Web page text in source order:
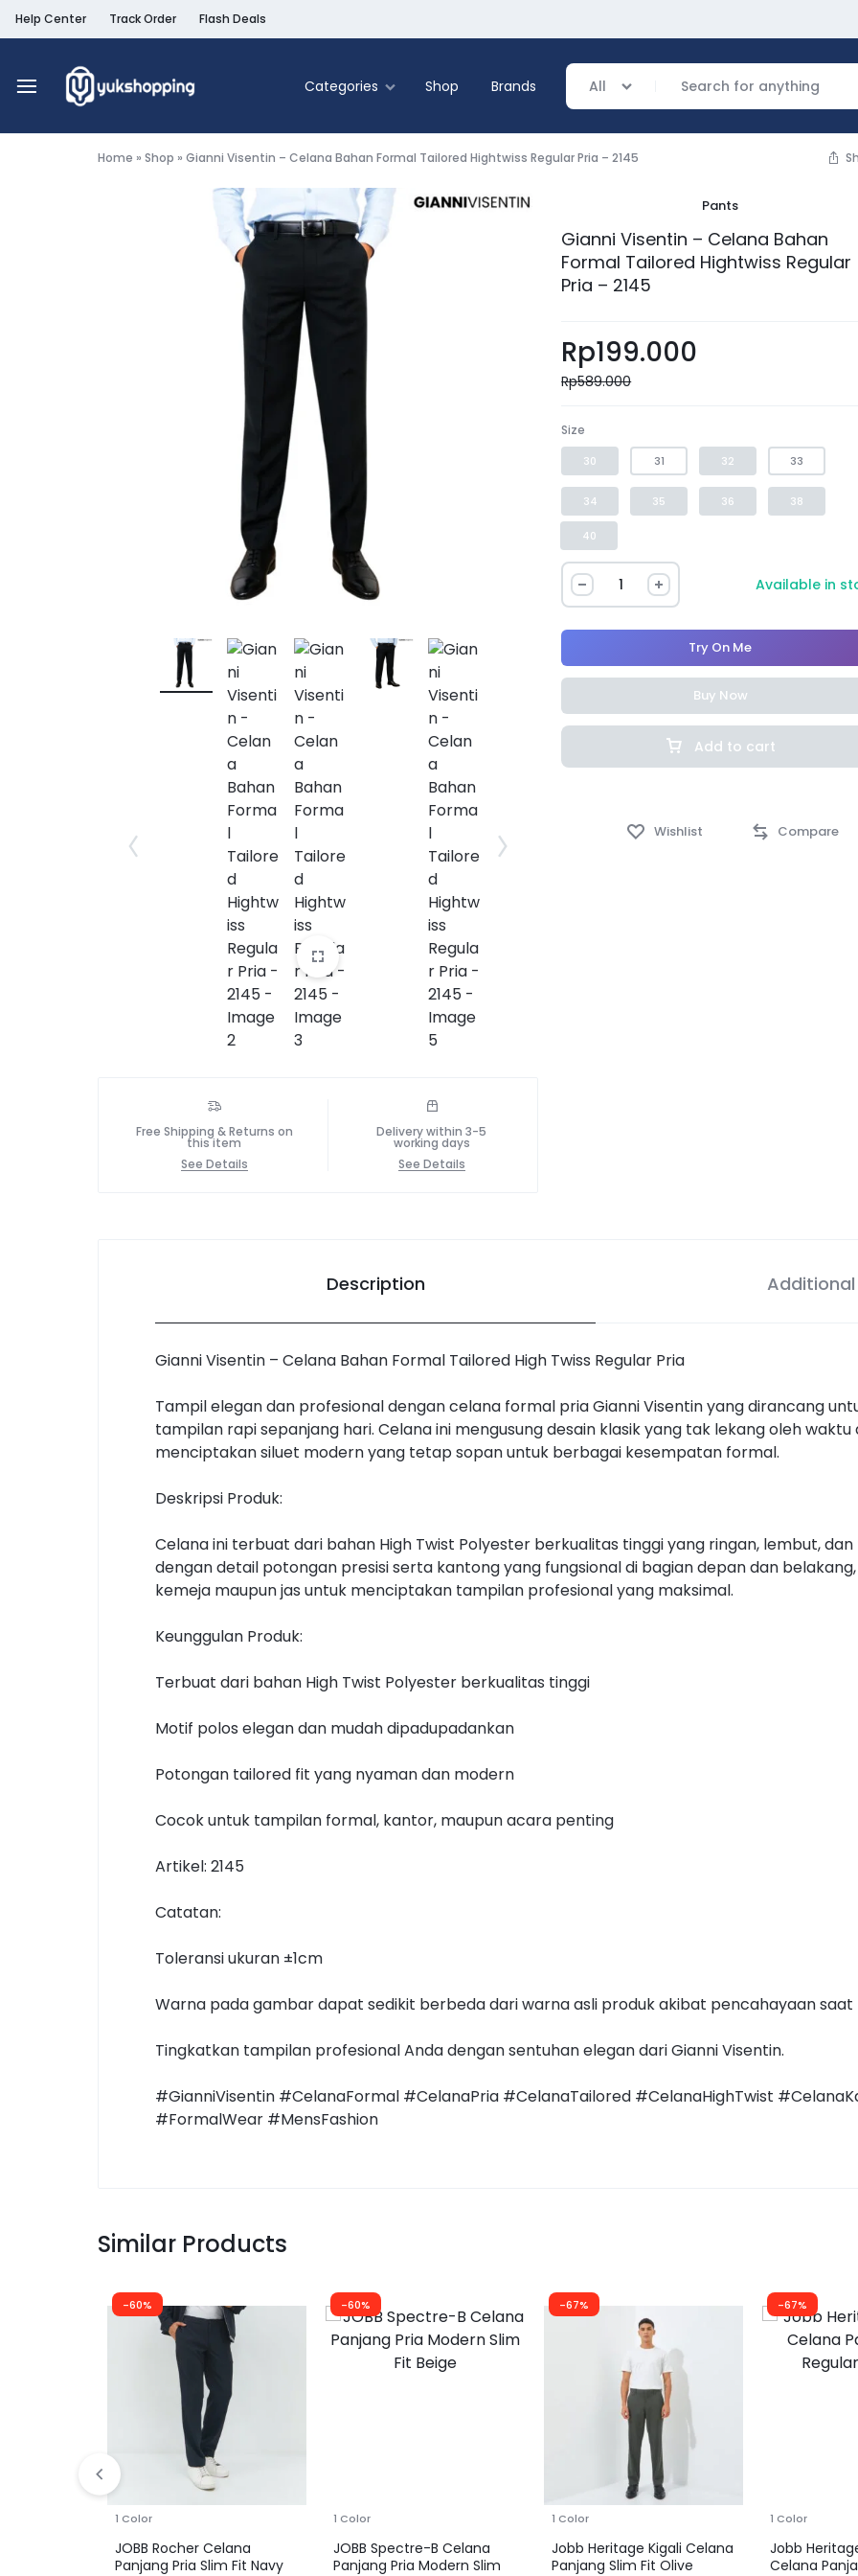
Help Center Track Order Flash Deals
Online
Categories
Food & Beverage
Home & Living
Shop Brands All
Home » Shop » Gianni Visentin – Celana Bahan Formal Tailored Hightwiss Regular Pria – 2145
Free Shipping & Returns on
this item
See Details
Delivery within 3-5
working days
See Details
Pants
Gianni Visentin – Celana Bahan
Formal Tailored Hightwiss Regular
Pria – 2145
Rp199.000
Rp589.000
Size
30 31 32 33
34 35 36 38
40
Available in
Add to cart
Try On Me
Buy Now
Compare
Wishlist
Description
Gianni Visentin – Celana Bahan Formal Tailored High Twiss Regular Pria
Tampil elegan dan profesional dengan celana formal pria Gianni Visentin yang dirancang
tampilan rapi sepanjang hari. Celana ini mengusung desain klasik yang tak lekang oleh
menciptakan siluet modern yang tetap sopan untuk berbagai kesempatan formal.
Deskripsi Produk:
Celana ini terbuat dari bahan High Twist Polyester berkualitas tinggi yang ringan, lembut,
dengan detail potongan presisi serta kantong yang fungsional di bagian depan dan
kemeja maupun jas untuk menciptakan tampilan profesional yang maksimal.
Keunggulan Produk:
Terbuat dari bahan High Twist Polyester berkualitas tinggi
Motif polos elegan dan mudah dipadupadankan
Potongan tailored fit yang nyaman dan modern
Cocok untuk tampilan formal, kantor, maupun acara penting
Artikel: 2145
Catatan:
Toleransi ukuran ±1cm
Warna pada gambar dapat sedikit berbeda dari warna asli produk akibat pencahayaan
Tingkatkan tampilan profesional Anda dengan sentuhan elegan dari Gianni Visentin.
#GianniVisentin #CelanaFormal #CelanaPria #CelanaTailored #CelanaHighTwist
#FormalWear #MensFashion
Similar Products
-60%
1 Color
JOBB Rocher Celana
Panjang Pria Slim Fit Navy
-60%
1 Color
JOBB Spectre-B Celana
Panjang Pria Modern Slim
-67%
1 Color
Jobb Heritage Kigali Celana
Panjang Slim Fit Olive
-67%
1 Color
Jobb
Celana